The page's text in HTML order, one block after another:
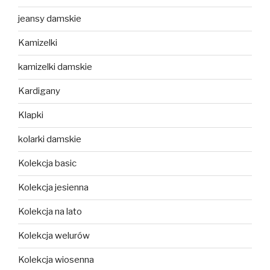
jeansy damskie
Kamizelki
kamizelki damskie
Kardigany
Klapki
kolarki damskie
Kolekcja basic
Kolekcja jesienna
Kolekcja na lato
Kolekcja welurów
Kolekcja wiosenna